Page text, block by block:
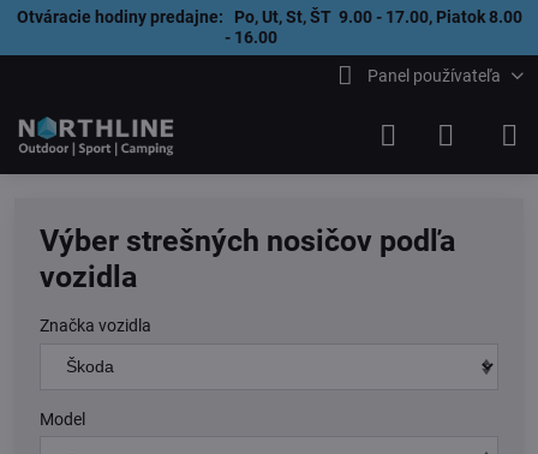
Otváracie hodiny predajne: Po, Ut, St, ŠT 9.00 - 17.00, Piatok 8.00
- 16.00
Panel používateľa
Výber strešných nosičov podľa
vozidla
Značka vozidla
Model